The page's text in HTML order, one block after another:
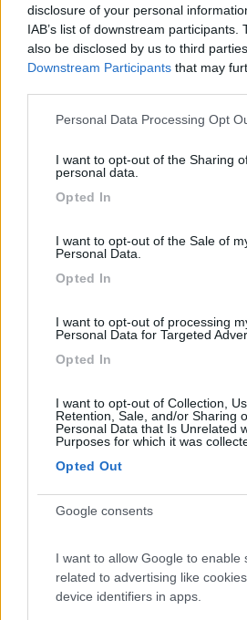
disclosure of your personal
IAB’s list of downstream participants.
also be disclosed by us to third
Downstream Participants that may
Please note that this website/app
not limited to your visit or usage
use your data for below specified
Personal Data Processing Opt
I want to opt-out of the Sharing
personal data.
Opted In
I want to opt-out of the Sale of
Personal Data.
Opted In
I want to opt-out of processing
Personal Data for Targeted
Opted In
I want to opt-out of Collection,
Retention, Sale, and/or Sharing
Personal Data that Is Unrelated
Purposes for which it was
Opted Out
Google consents
I want to allow Google to enable
related to advertising like
device identifiers in apps.
Inserito il07/04/2014 alle:15:45:57
Grazie a tutti per le info. @Luca Si ho
accendo sempre, a volte in
aumentare la distribuzione del calore.
camperusc
Inserito il07/04/2014
18:38:43
oltre ad aumentare la diffusione del
che le alette diventino troppo calde
McGil53
Inserito il08/04/2014 alle:
07/04/2014 15:45:57 (Visualizza
finestra)>